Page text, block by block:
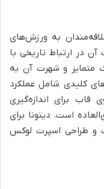
به ورزش‌های
در ارتباط تاریخی با
متمایز و شهرت آن به
کلیدی شامل عملکرد
قاب برای اندازه‌گیری
با عملکرد فوق‌العاده است. دیتونا برای
و طراحی اسپرت لوکس